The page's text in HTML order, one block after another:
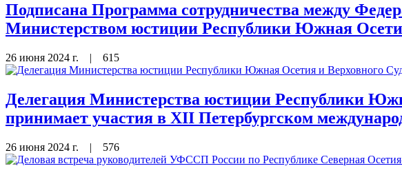
Подписана Программа сотрудничества между
Министерством юстиции Республики Южная
26 июня 2024 г. | 615
Делегация Министерства юстиции Республики
принимает участия в XII Петербургском
26 июня 2024 г. | 576